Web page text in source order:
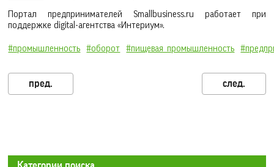
Портал предпринимателей Smallbusiness.ru работает при
поддержке digital-агентства «Интериум».
#промышленность #оборот #пищевая_промышленность